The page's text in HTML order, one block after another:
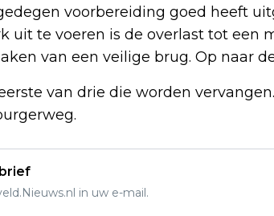
voorbereiding goed heeft
uit te voeren is de overlast tot een
van een veilige brug. Op naar
van drie die worden
in uw e-mail.